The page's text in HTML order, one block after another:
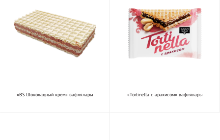
«BS Шоколадный крем» вафлялары «Tortinella с арахисом» вафлялары